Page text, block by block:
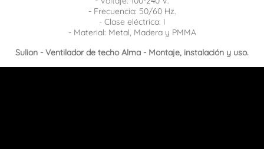
- Frecuencia: 50/60 Hz.
- Clase eléctrica: I
- Material: Metal, Madera y PMMA
Sulion - Ventilador de techoAlma - Montaje, instalación y uso.